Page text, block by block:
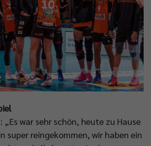
„Es war sehr schön, heute zu Hause
super reingekommen, wir haben ein